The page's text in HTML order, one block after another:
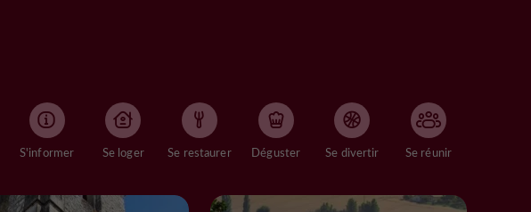
S'informer Se loger Se restaurer Déguster Se divertir Se réunir